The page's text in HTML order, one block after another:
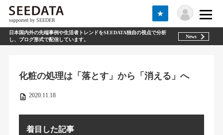
supported by SEEDER
★
日本国内外の先端事例や生活者トレンドをSEEDATA独自の視点で分析
し、ブログ形式で配信しています。
News
化粧の処理は「落とす」から「消える」へ
2020.11.18
着目した記事